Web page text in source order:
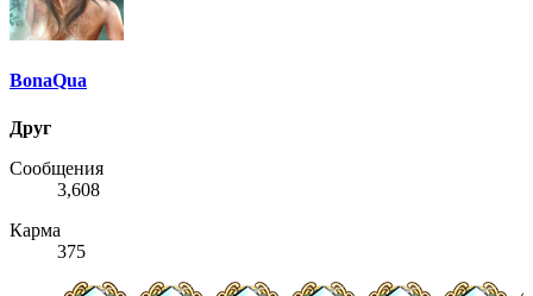
BonaQua
Друг
Сообщения
3,608
Карма
375